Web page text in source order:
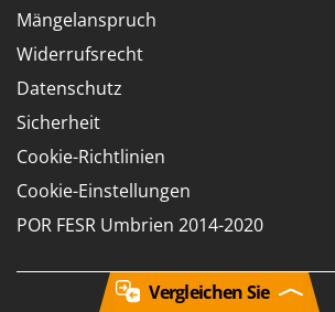
Mängelanspruch
Widerrufsrecht
Datenschutz
Sicherheit
Cookie-Richtlinien
Cookie-Einstellungen
POR FESR Umbrien 2014-2020
Vergleichen Sie